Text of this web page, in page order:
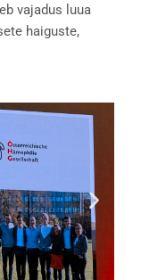
vajadus luua
haiguste,